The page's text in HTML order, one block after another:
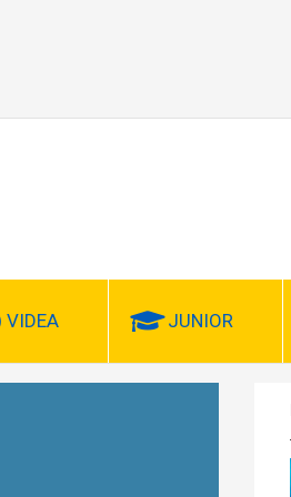
VIDEA JUNIOR